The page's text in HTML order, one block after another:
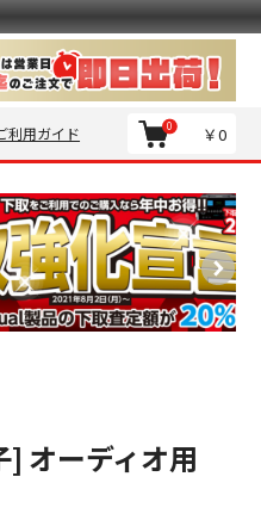
利用ガイド ￥0
0
オーディオ用